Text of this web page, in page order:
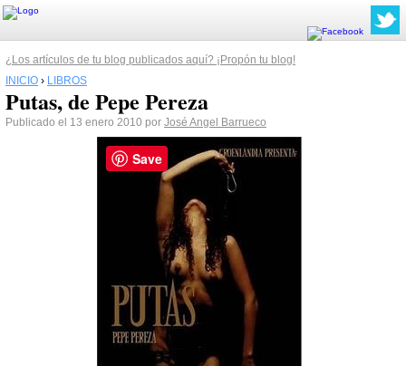
¿Los artículos de tu blog publicados aquí? ¡Propón tu blog!
INICIO › LIBROS
Putas, de Pepe Pereza
Publicado el 13 enero 2010 por José Angel Barrueco
Save